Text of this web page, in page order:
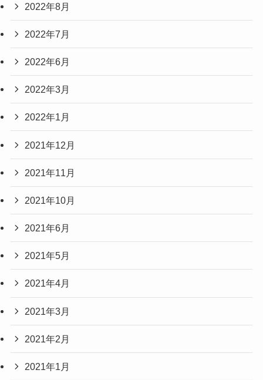
2022年8月
2022年7月
2022年6月
2022年3月
2022年1月
2021年12月
2021年11月
2021年10月
2021年6月
2021年5月
2021年4月
2021年3月
2021年2月
2021年1月